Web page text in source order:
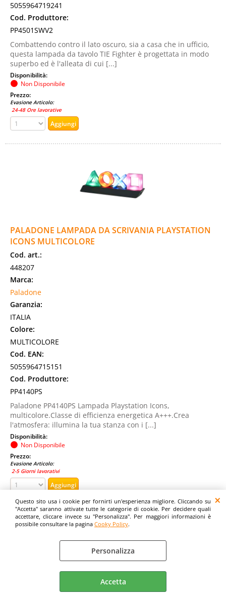
Questo sito usa i cookie per fornirti un'esperienza migliore. Cliccando su
"Accetta" saranno attivate tutte le categorie di cookie. Per decidere quali
accettare, cliccare invece su "Personalizza". Per maggiori informazioni è
possibile consultare la pagina Cooky Policy.
Personalizza
Accetta
5055964719241
Cod. Produttore:
PP4501SWV2
Combattendo contro il lato oscuro, sia a casa che in ufficio,
questa lampada da tavolo TIE Fighter è progettata in modo
superbo ed è l'alleata di cui [...]
Disponibilità:
Non Disponibile
Prezzo:
Evasione Articolo:
24-48 Ore lavorative
PALADONE LAMPADA DA SCRIVANIA PLAYSTATION
ICONS MULTICOLORE
Cod. art.:
448207
Marca:
Paladone
Garanzia:
ITALIA
Colore:
MULTICOLORE
Cod. EAN:
5055964715151
Cod. Produttore:
PP4140PS
Paladone PP4140PS Lampada Playstation Icons,
multicolore.Classe di efficienza energetica A+++.Crea
l'atmosfera: illumina la tua stanza con i [...]
Disponibilità:
Non Disponibile
Prezzo:
Evasione Articolo:
2-5 Giorni lavorativi
PALADONE LAMPADA DA SCRIVANIA PLAYSTATION